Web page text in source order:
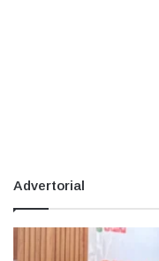
Advertorial